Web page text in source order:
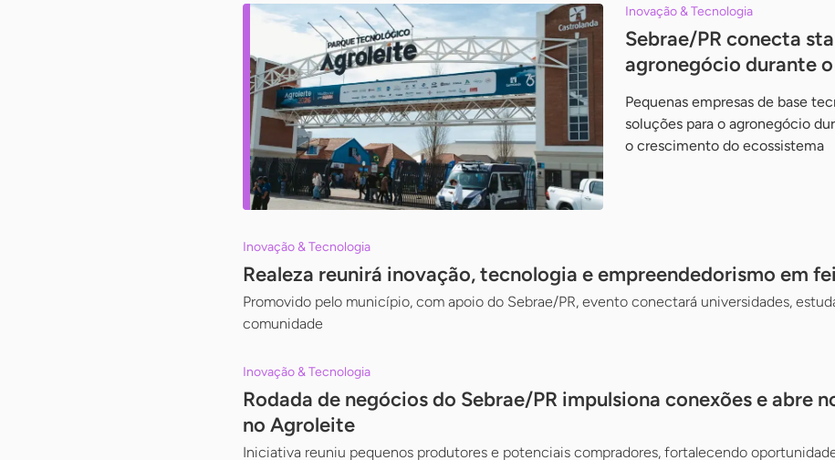
Inovação & Tecnologia
Sebrae/PR conecta
agronegócio durante
Pequenas empresas de base
soluções para o agronegócio
o crescimento do ecossistema
Inovação & Tecnologia
Realeza reunirá inovação, tecnologia e empreendedorismo em
Promovido pelo município, com apoio do Sebrae/PR, evento conectará universidades,
comunidade
Inovação & Tecnologia
Rodada de negócios do Sebrae/PR impulsiona conexões e abre
no Agroleite
Iniciativa reuniu pequenos produtores e potenciais compradores, fortalecendo